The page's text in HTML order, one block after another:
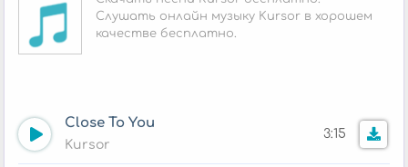
Слушать онлайн музыку Kursor в хорошем
качестве бесплатно.
Close To You
Kursor
3:15